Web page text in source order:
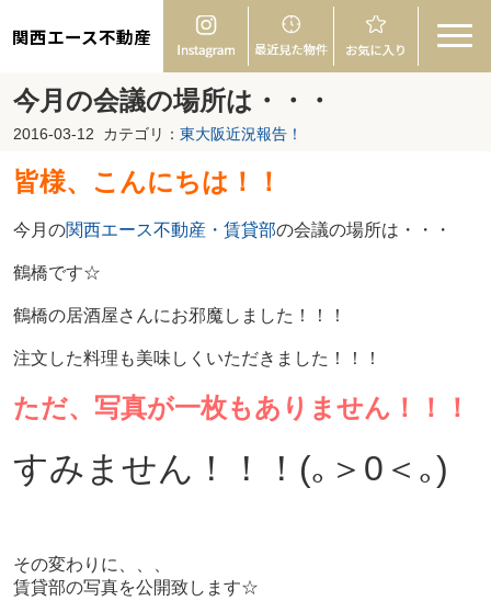
関西エース不動産
今月の会議の場所は・・・
2016-03-12 カテゴリ： 東大阪近況報告！
皆様、こんにちは！！
今月の関西エース不動産・賃貸部の会議の場所は・・・
鶴橋です☆
鶴橋の居酒屋さんにお邪魔しました！！！
注文した料理も美味しくいただきました！！！
ただ、写真が一枚もありません！！！
すみません！！！(｡＞0＜｡)
その変わりに、、、
賃貸部の写真を公開致します☆